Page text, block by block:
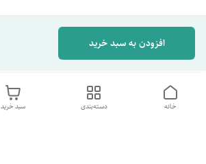
افزودن به سبد خرید
سبد خرید دسته‌بندی خانه